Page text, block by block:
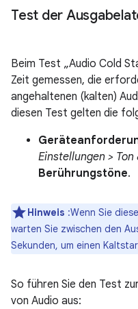
Test der
Beim Test „Audio Cold
Zeit gemessen, die
angehaltenen (kalten)
diesen Test gelten die
Einstellungen >
Berührungstöne.
Hinweis :Wenn Sie
warten Sie zwischen den
Sekunden, um einen
So führen Sie den Test
von Audio aus: